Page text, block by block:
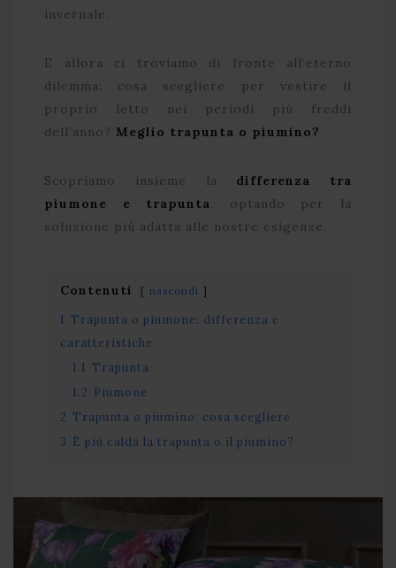
invernale.
E allora ci troviamo di fronte all’eterno
dilemma: cosa scegliere per vestire il
proprio letto nei periodi più freddi
dell’anno? Meglio trapunta o piumino?
Scopriamo insieme la differenza tra
piumone e trapunta, optando per la
soluzione più adatta alle nostre esigenze.
Contenuti nascondi
1
Trapunta o piumone: differenza e
caratteristiche
1.1
Trapunta
1.2 Piumone
2 Trapunta o piumino: cosa scegliere
3 È più calda la trapunta o il piumino?